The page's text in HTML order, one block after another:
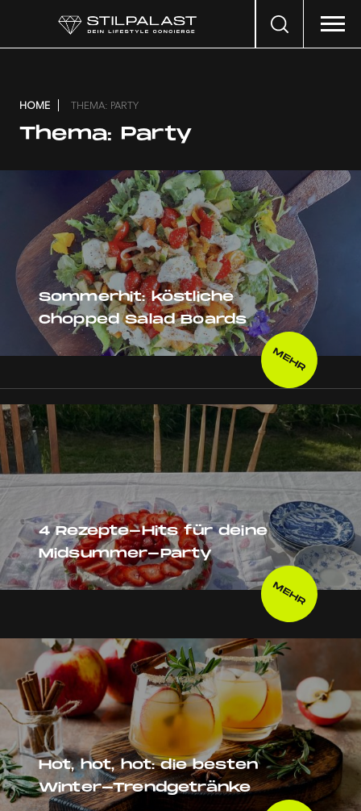
Search
HOME THEMA: PARTY
Thema: Party
Sommerhit: köstliche
Chopped Salad Boards
MEHR
4 Rezepte-Hits für deine
Midsummer-Party
MEHR
Hot, hot, hot: die besten
Winter-Trendgetränke